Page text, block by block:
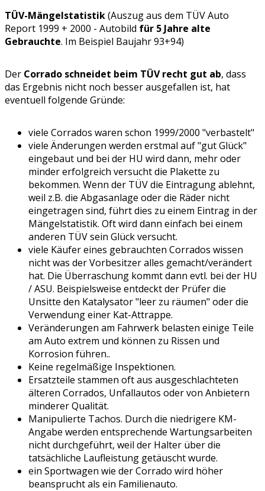
TÜV-Mängelstatistik(Auszug aus dem TÜV Auto
Report 1999 + 2000 - Autobild für 5 Jahre alte
Gebrauchte. Im Beispiel Baujahr 93+94)
Der Corrado schneidet beim TÜV recht gut ab, dass
das Ergebnis nicht noch besser ausgefallen ist, hat
eventuell folgende Gründe:
viele Corrados waren schon 1999/2000 "verbastelt"
viele Änderungen werden erstmal auf "gut Glück"
eingebaut und bei der HU wird dann, mehr oder
minder erfolgreich versucht die Plakette zu
bekommen. Wenn der TÜV die Eintragung ablehnt,
weil z.B. die Abgasanlage oder die Räder nicht
eingetragen sind, führt dies zu einem Eintrag in der
Mängelstatistik. Oft wird dann einfach bei einem
anderen TÜV sein Glück versucht.
viele Käufer eines gebrauchten Corrados wissen
nicht was der Vorbesitzer alles gemacht/verändert
hat. Die Überraschung kommt dann evtl. bei der HU
/ ASU. Beispielsweise entdeckt der Prüfer die
Unsitte den Katalysator "leer zu räumen" oder die
Verwendung einer Kat-Attrappe.
Veränderungen am Fahrwerk belasten einige Teile
am Auto extrem und können zu Rissen und
Korrosion führen..
Keine regelmäßige Inspektionen.
Ersatzteile stammen oft aus ausgeschlachteten
älteren Corrados, Unfallautos oder von Anbietern
minderer Qualität.
Manipulierte Tachos. Durch die niedrigere KM-
Angabe werden entsprechende Wartungsarbeiten
nicht durchgeführt, weil der Halter über die
tatsächliche Laufleistung getäuscht wurde.
ein Sportwagen wie der Corrado wird höher
beansprucht als ein Familienauto.